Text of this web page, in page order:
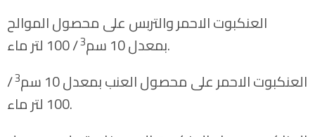
العنكبوت الاحمر والتربس على محصول الموالح
بمعدل 10 سم
3
/ 100 لتر ماء.
العنكبوت الاحمر على محصول العنب بمعدل 10 سم
3
/
100 لتر ماء.